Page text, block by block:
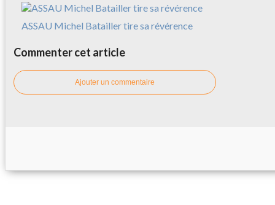
ASSAU Michel Batailler tire sa révérence
Commenter cet article
Ajouter un commentaire